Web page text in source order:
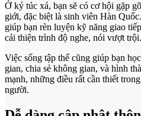
Ở ký túc xá, bạn sẽ có cơ hội gặp
giới, đặc biệt là sinh viên Hàn
giúp bạn rèn luyện kỹ năng giao
cải thiện trình độ nghe, nói vượt trội.
Việc sống tập thể cũng giúp bạn
gian, chia sẻ không gian, và hình
mạnh, những điều rất cần thiết
người.